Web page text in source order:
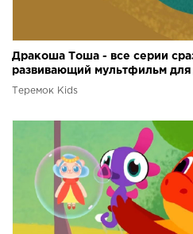
Дракоша Тоша - все серии
развивающий мультфильм для
Теремок Kids